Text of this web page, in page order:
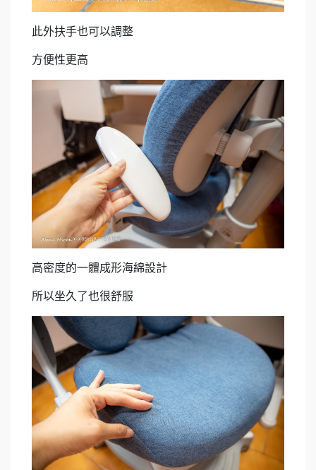
此外扶手也可以調整
方便性更高
高密度的一體成形海綿設計
所以坐久了也很舒服